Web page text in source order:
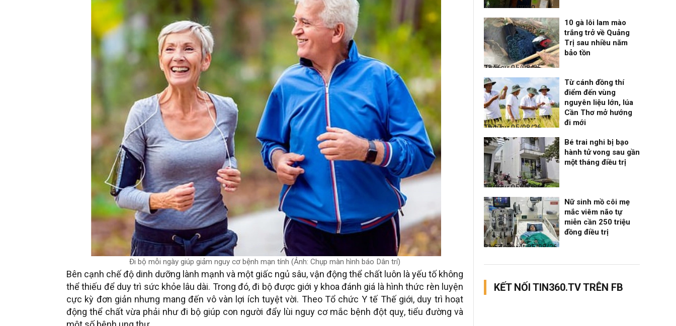
Đi bộ mỗi ngày giúp giảm nguy cơ bệnh mạn tính (Ảnh: Chụp màn hình báo Dân trí)
Bên cạnh chế độ dinh dưỡng lành mạnh và một giấc ngủ sâu, vận động thể chất luôn là yếu tố không
thể thiếu để duy trì sức khỏe lâu dài. Trong đó, đi bộ được giới y khoa đánh giá là hình thức rèn luyện
cực kỳ đơn giản nhưng mang đến vô vàn lợi ích tuyệt vời. Theo Tổ chức Y tế Thế giới, duy trì hoạt
động thể chất vừa phải như đi bộ giúp con người đẩy lùi nguy cơ mắc bệnh đột quỵ, tiểu đường và
Nhịp sống 24h
06/08/26, 00:00
Thời sự
05/08/26, 23:56
10 gà lôi lam mào
trắng trở về Quảng
Trị sau nhiều năm
bảo tồn
Thời sự
05/08/26, 19:17
Từ cánh đồng thí
điểm đến vùng
nguyên liệu lớn, lúa
Cần Thơ mở hướng
đi mới
Thời sự
05/08/26, 12:06
Bé trai nghi bị bạo
hành tử vong sau gần
một tháng điều trị
Bạn đọc viết
05/08/26, 11:57
Nữ sinh mồ côi mẹ
mắc viêm não tự
miễn cần 250 triệu
đồng điều trị
KẾT NỐI TIN360.TV TRÊN FB